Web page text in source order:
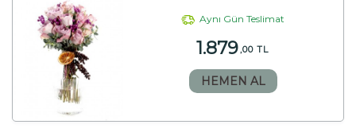
Aynı Gün Teslimat
1.879,00 TL
HEMEN AL